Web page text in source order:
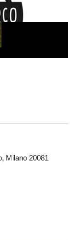
Milano 20081